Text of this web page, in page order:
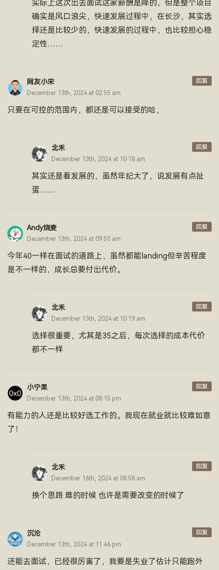
实际上这次出去面试这家薪酬是降的，但是整个项目
确实是风口浪尖，快速发展过程中，在长沙，其实选
择还是比较少的，快速发展的过程中，也比较担心稳
定性……
网友小宋
December 13th, 2024 at 02:55 am
只要在可控的范围内，都还是可以接受的哈，
回复
北禾
December 13th, 2024 at 10:18 am
其实还是看发展的，虽然年纪大了，说发展有点扯
蛋……
回复
Andy烧麦
December 13th, 2024 at 09:50 am
今年40一样在面试的道路上，虽然都能landing但辛苦程度
是不一样的，成长总要付出代价。
回复
北禾
December 13th, 2024 at 10:19 am
选择很重要，尤其是35之后，每次选择的成本代价
都不一样
回复
小宁果
December 13th, 2024 at 08:15 pm
有能力的人还是比较好选工作的。我现在就业就比较难如意
了！
回复
北禾
December 16th, 2024 at 08:58 am
换个思路 难的时候 也许是需要改变的时候了
回复
沉沦
December 13th, 2024 at 11:46 pm
还能去面试，已经很厉害了，我要是失业了估计只能跑外
回复